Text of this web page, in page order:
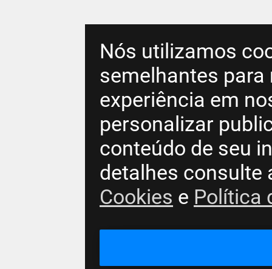
Nós utilizamos
semelhantes para
experiência em
personalizar
conteúdo de seu
detalhes consulte
Cookies e Política